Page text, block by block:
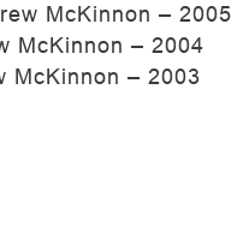
McKinnon – 2005
McKinnon – 2004
McKinnon – 2003